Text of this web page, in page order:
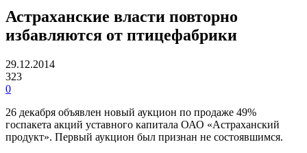
Астраханские власти повторно
избавляются от птицефабрики
29.12.2014
323
0
26 декабря объявлен новый аукцион по продаже 49%
госпакета акций уставного капитала ОАО «Астраханский
продукт». Первый аукцион был признан не состоявшимся.